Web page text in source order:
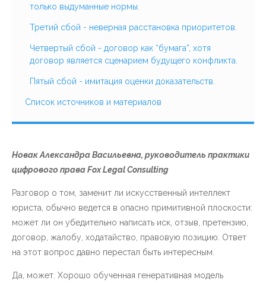
только выдуманные нормы.
Третий сбой - неверная расстановка приоритетов.
Четвертый сбой - договор как “бумага”, хотя
договор является сценарием будущего конфликта.
Пятый сбой - имитация оценки доказательств.
Список источников и материалов
Новак Александра Васильевна, руководитель практики
цифрового права Fox Legal Consulting
Разговор о том, заменит ли искусственный интеллект
юриста, обычно ведется в опасно примитивной плоскости:
может ли он убедительно написать иск, отзыв, претензию,
договор, жалобу, ходатайство, правовую позицию. Ответ
на этот вопрос давно перестал быть интересным.
Да, может. Хорошо обученная генеративная модель